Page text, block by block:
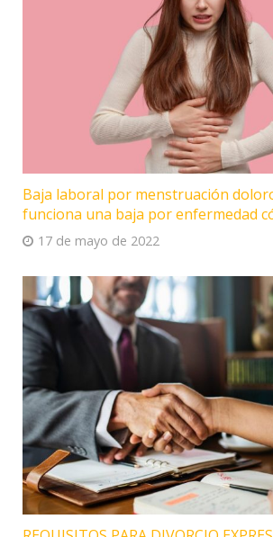
Baja laboral por menstruación
funciona una baja por enfermedad
17 de mayo de 2022